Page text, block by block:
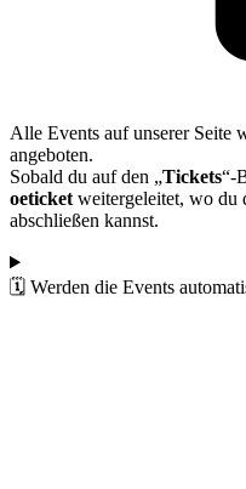
Alle Events auf unserer Seite
angeboten.
Sobald du auf den „Tickets“-
oeticketweitergeleitet, wo du
abschließen kannst.
🗓️ Werden die Events